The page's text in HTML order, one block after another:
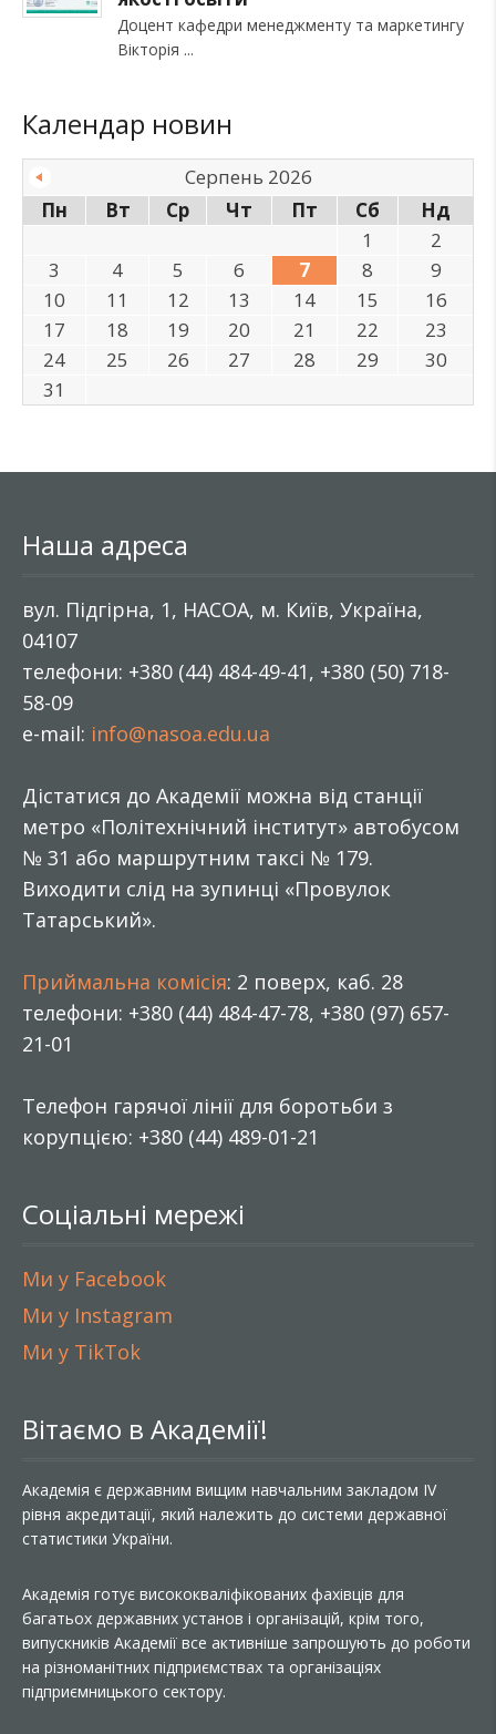
Доцент кафедри менеджменту та маркетингу
Вікторія
Календар новин
Серпень 2026
Пн
Вт Ср Чт Пт Сб
Нд
1
2
3
4 5 6 7 8
9
10
11 12 13 14 15
16
17
18 19 20 21 22
23
24
25 26 27 28 29
30
31
Наша адреса
вул. Підгірна, 1, НАСОА, м. Київ, Україна,
04107
телефони: +380 (44) 484-49-41, +380 (50) 718-
58-09
e-mail: info@nasoa.edu.ua
Дістатися до Академії можна від станції
метро «Політехнічний інститут» автобусом
№ 31 або маршрутним таксі № 179.
Виходити слід на зупинці «Провулок
Татарський».
Приймальна комісія: 2 поверх, каб. 28
телефони: +380 (44) 484-47-78, +380 (97) 657-
21-01
Телефон гарячої лінії для боротьби з
корупцією: +380 (44) 489-01-21
Соціальні мережі
Ми у Facebook
Ми у Instagram
Ми у TikTok
Вітаємо в Академії!
Академія є державним вищим навчальним закладом IV
рівня акредитації, який належить до системи державної
статистики України.
Академія готує висококваліфікованих фахівців для
багатьох державних установ і організацій, крім того,
випускників Академії все активніше запрошують до роботи
на різноманітних підприємствах та організаціях
підприємницького сектору.